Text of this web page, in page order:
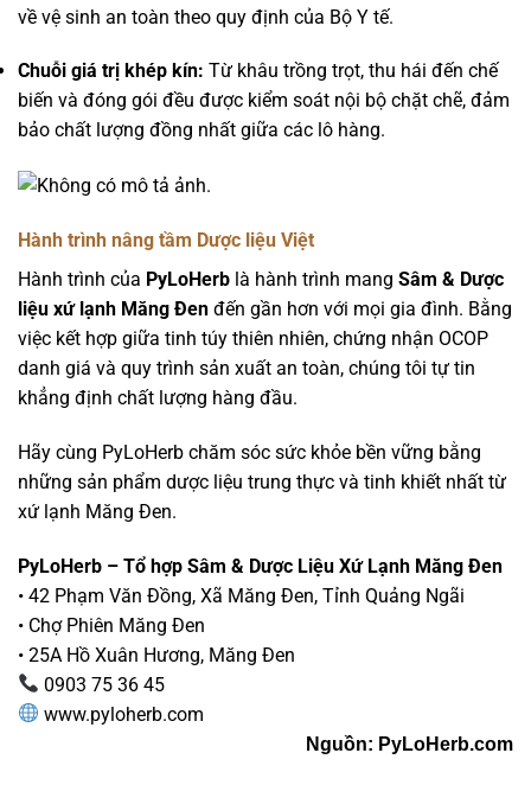
về vệ sinh an toàn theo quy định của Bộ Y tế.
Chuỗi giá trị khép kín: Từ khâu trồng trọt, thu hái đến chế
biến và đóng gói đều được kiểm soát nội bộ chặt chẽ, đảm
bảo chất lượng đồng nhất giữa các lô hàng.
Hành trình nâng tầm Dược liệu Việt
Hành trình của PyLoHerb là hành trình mang Sâm & Dược
liệu xứ lạnh Măng Đen đến gần hơn với mọi gia đình. Bằng
việc kết hợp giữa tinh túy thiên nhiên, chứng nhận OCOP
danh giá và quy trình sản xuất an toàn, chúng tôi tự tin
khẳng định chất lượng hàng đầu.
Hãy cùng PyLoHerb chăm sóc sức khỏe bền vững bằng
những sản phẩm dược liệu trung thực và tinh khiết nhất từ
xứ lạnh Măng Đen.
PyLoHerb – Tổ hợp Sâm & Dược Liệu Xứ Lạnh Măng Đen
• 42 Phạm Văn Đồng, Xã Măng Đen, Tỉnh Quảng Ngãi
• Chợ Phiên Măng Đen
• 25A Hồ Xuân Hương, Măng Đen
0903 75 36 45
www.pyloherb.com
Nguồn: PyLoHerb.com